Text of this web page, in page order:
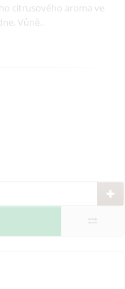
citrusového aroma ve
Vůně..